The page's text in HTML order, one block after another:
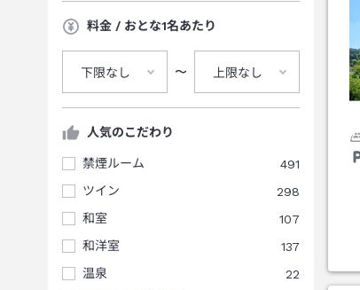
料金 / おとな1名あたり
下限なし 〜 上限なし
人気のこだわり
禁煙ルーム
491
ツイン
298
和室
107
和洋室
137
温泉
22